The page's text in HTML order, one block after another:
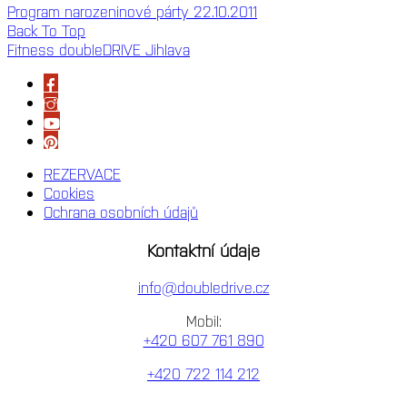
Program narozeninové párty 22.10.2011
Back To Top
Fitness doubleDRIVE Jihlava
REZERVACE
Cookies
Ochrana osobních údajů
Kontaktní údaje
info@doubledrive.cz
Mobil:
+420 607 761 890
+420 722 114 212